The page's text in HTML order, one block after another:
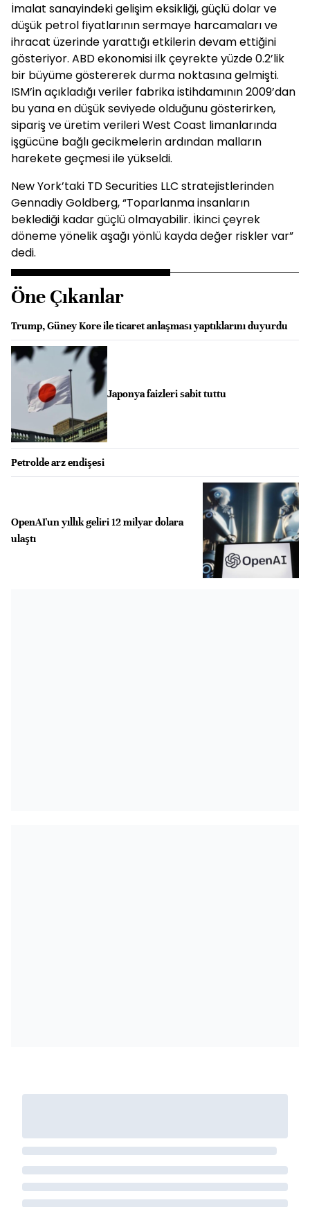
İmalat sanayindeki gelişim eksikliği, güçlü dolar ve
düşük petrol fiyatlarının sermaye harcamaları ve
ihracat üzerinde yarattığı etkilerin devam ettiğini
gösteriyor. ABD ekonomisi ilk çeyrekte yüzde 0.2’lik
bir büyüme göstererek durma noktasına gelmişti.
ISM’in açıkladığı veriler fabrika istihdamının 2009’dan
bu yana en düşük seviyede olduğunu gösterirken,
sipariş ve üretim verileri West Coast limanlarında
işgücüne bağlı gecikmelerin ardından malların
harekete geçmesi ile yükseldi.
New York’taki TD Securities LLC stratejistlerinden
Gennadiy Goldberg, “Toparlanma insanların
beklediği kadar güçlü olmayabilir. İkinci çeyrek
döneme yönelik aşağı yönlü kayda değer riskler var”
dedi.
Öne Çıkanlar
Trump, Güney Kore ile ticaret anlaşması yaptıklarını duyurdu
Japonya faizleri sabit tuttu
Petrolde arz endişesi
OpenAI'un yıllık geliri 12 milyar dolara
ulaştı